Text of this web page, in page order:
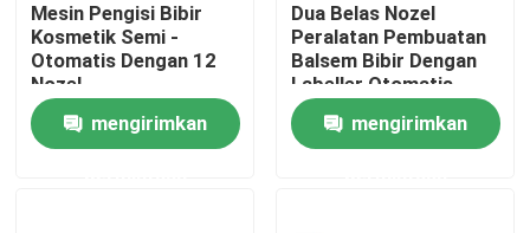
Mesin Pengisi Bibir
Kosmetik Semi -
Otomatis Dengan 12
Nozel
mengirimkan
Dua Belas Nozel
Peralatan Pembuatan
Balsem Bibir Dengan
Labeller Otomatis
mengirimkan